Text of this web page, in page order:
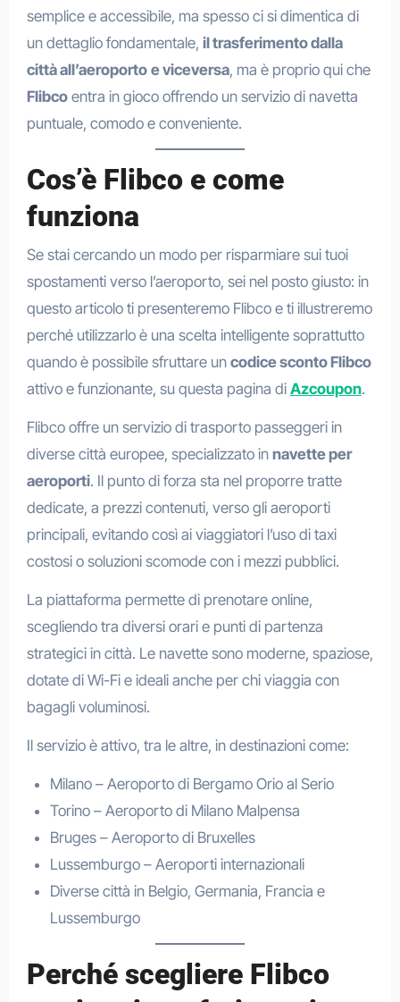
semplice e accessibile, ma spesso ci si dimentica di
un dettaglio fondamentale, il trasferimento dalla
città all’aeroporto e viceversa, ma è proprio qui che
Flibcoentra in gioco offrendo un servizio di navetta
puntuale, comodo e conveniente.
Cos’è Flibco e come
funziona
Se stai cercando un modo per risparmiare sui tuoi
spostamenti verso l’aeroporto, sei nel posto giusto: in
questo articolo ti presenteremo Flibco e ti illustreremo
perché utilizzarlo è una scelta intelligente soprattutto
quando è possibile sfruttare un codice sconto Flibco
attivo e funzionante, su questa pagina di Azcoupon.
Flibco offre un servizio di trasporto passeggeri in
diverse città europee, specializzato in navette per
aeroporti. Il punto di forza sta nel proporre tratte
dedicate, a prezzi contenuti, verso gli aeroporti
principali, evitando così ai viaggiatori l’uso di taxi
costosi o soluzioni scomode con i mezzi pubblici.
La piattaforma permette di prenotare online,
scegliendo tra diversi orari e punti di partenza
strategici in città. Le navette sono moderne, spaziose,
dotate di Wi-Fi e ideali anche per chi viaggia con
bagagli voluminosi.
Il servizio è attivo, tra le altre, in destinazioni come:
Milano – Aeroporto di Bergamo Orio al Serio
Torino – Aeroporto di Milano Malpensa
Bruges – Aeroporto di Bruxelles
Lussemburgo – Aeroporti internazionali
Diverse città in Belgio, Germania, Francia e
Lussemburgo
Perché scegliere Flibco